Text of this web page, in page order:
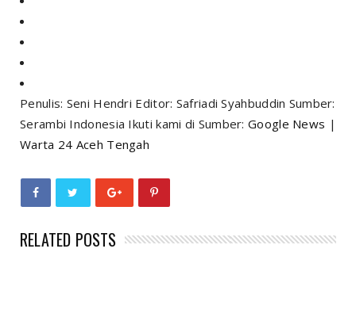
Penulis: Seni Hendri Editor: Safriadi Syahbuddin Sumber:
Serambi Indonesia Ikuti kami di Sumber:Google News |
Warta 24 Aceh Tengah
RELATED POSTS